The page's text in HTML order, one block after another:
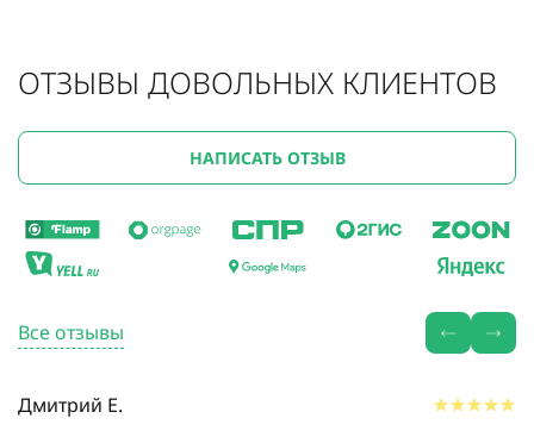
ОТЗЫВЫ ДОВОЛЬНЫХ КЛИЕНТОВ
НАПИСАТЬ ОТЗЫВ
Все отзывы
Дмитрий Е.